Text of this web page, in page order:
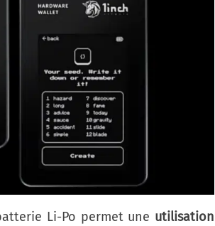
Li-Po permet une utilisation